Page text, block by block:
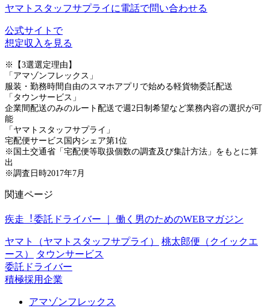
ヤマトスタッフサプライに電話で問い合わせる
公式サイトで
想定収入を見る
※【3選選定理由】
「アマゾンフレックス」
服装・勤務時間自由のスマホアプリで始める軽貨物委託配送
「タウンサービス」
企業間配送のみのルート配送で週2日制希望など業務内容の選択が可
能
「ヤマトスタッフサプライ」
宅配便サービス国内シェア第1位
※国土交通省「宅配便等取扱個数の調査及び集計方法」をもとに算
出
※調査日時2017年7月
関連ページ
疾走︕委託ドライバー ｜ 働く男のためのWEBマガジン
ヤマト（ヤマトスタッフサプライ）
桃太郎便（クイックエ
ース）
タウンサービス
委託ドライバー
積極採用企業
アマゾンフレックス